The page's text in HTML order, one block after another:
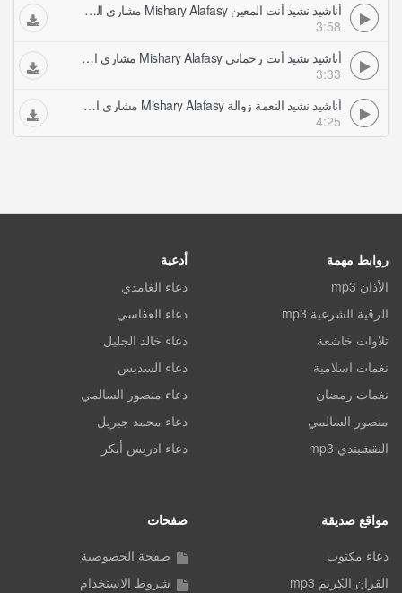
أناشيد نشيد أنت المعين Mishary Alafasy مشاري العفاسي
3:58
أناشيد نشيد أنت رحماني Mishary Alafasy مشاري العفاسي
3:33
أناشيد نشيد النعمة زوالة Mishary Alafasy مشاري العفاسي
4:25
روابط مهمة
الأذان mp3
الرقية الشرعية mp3
تلاوات خاشعة
نغمات اسلامية
نغمات رمضان
منصور السالمي
النقشبندي mp3
أدعية
دعاء الغامدي
دعاء العفاسي
دعاء خالد الجليل
دعاء السديس
دعاء منصور السالمي
دعاء محمد جبريل
دعاء ادريس أبكر
مواقع صديقة
دعاء مكتوب
القران الكريم mp3
صفحات
صفحة الخصوصية
شروط الاستخدام